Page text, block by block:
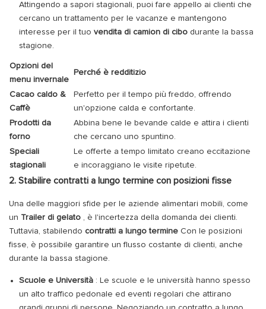
Attingendo a sapori stagionali, puoi fare appello ai clienti che
cercano un trattamento per le vacanze e mantengono
interesse per il tuo vendita di camion di cibo durante la bassa
stagione.
Opzioni del
menu invernale
Perché è redditizio
Cacao caldo &
Caffè
Perfetto per il tempo più freddo, offrendo
un'opzione calda e confortante.
Prodotti da
forno
Abbina bene le bevande calde e attira i clienti
che cercano uno spuntino.
Speciali
stagionali
Le offerte a tempo limitato creano eccitazione
e incoraggiano le visite ripetute.
2. Stabilire contratti a lungo termine con posizioni fisse
Una delle maggiori sfide per le aziende alimentari mobili, come
un Trailer di gelato , è l'incertezza della domanda dei clienti.
Tuttavia, stabilendo contratti a lungo termine Con le posizioni
fisse, è possibile garantire un flusso costante di clienti, anche
durante la bassa stagione.
Scuole e Università : Le scuole e le università hanno spesso
un alto traffico pedonale ed eventi regolari che attirano